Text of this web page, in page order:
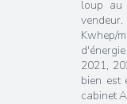
loup au
Kwhep/
2021,
bien est
cabinet